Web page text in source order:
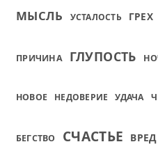
МЫСЛЬ УСТАЛОСТЬ ГРЕХ
ПРИЧИНА ГЛУПОСТЬ
НОВОЕ НЕДОВЕРИЕ УДАЧА
БЕГСТВО СЧАСТЬЕ ВРЕД